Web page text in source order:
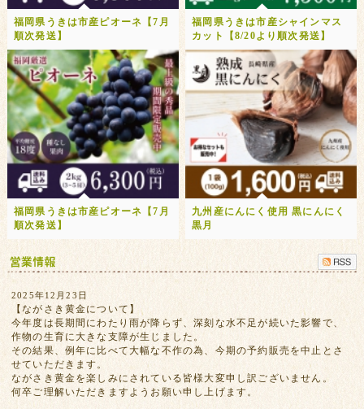
福岡県うきは市産ピオーネ【7月
順次発送】
福岡県うきは市産シャインマス
カット【8/20より順次発送】
福岡県うきは市産ピオーネ【7月
順次発送】
九州産にんにく使用 黒にんにく
黒月
2025年12月23日
【ながさき黄金について】
今年度は長期間にわたり雨が降らず、深刻な水不足が続いた影響で、
作物の生育に大きな支障が生じました。
その結果、例年に比べて大幅な不作の為、今期の予約販売を中止とさ
せていただきます。
ながさき黄金を楽しみにされている皆様大変申し訳ございません。
何卒ご理解いただきますようお願い申し上げます。